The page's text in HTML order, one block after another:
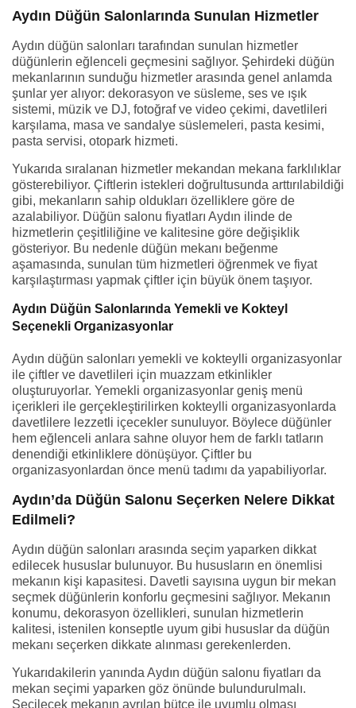
Aydın Düğün Salonlarında Sunulan Hizmetler
Aydın düğün salonları tarafından sunulan hizmetler
düğünlerin eğlenceli geçmesini sağlıyor. Şehirdeki düğün
mekanlarının sunduğu hizmetler arasında genel anlamda
şunlar yer alıyor: dekorasyon ve süsleme, ses ve ışık
sistemi, müzik ve DJ, fotoğraf ve video çekimi, davetlileri
karşılama, masa ve sandalye süslemeleri, pasta kesimi,
pasta servisi, otopark hizmeti.
Yukarıda sıralanan hizmetler mekandan mekana farklılıklar
gösterebiliyor. Çiftlerin istekleri doğrultusunda arttırılabildiği
gibi, mekanların sahip oldukları özelliklere göre de
azalabiliyor. Düğün salonu fiyatları Aydın ilinde de
hizmetlerin çeşitliliğine ve kalitesine göre değişiklik
gösteriyor. Bu nedenle düğün mekanı beğenme
aşamasında, sunulan tüm hizmetleri öğrenmek ve fiyat
karşılaştırması yapmak çiftler için büyük önem taşıyor.
Aydın Düğün Salonlarında Yemekli ve Kokteyl
Seçenekli Organizasyonlar
Aydın düğün salonları yemekli ve kokteylli organizasyonlar
ile çiftler ve davetlileri için muazzam etkinlikler
oluşturuyorlar. Yemekli organizasyonlar geniş menü
içerikleri ile gerçekleştirilirken kokteylli organizasyonlarda
davetlilere lezzetli içecekler sunuluyor. Böylece düğünler
hem eğlenceli anlara sahne oluyor hem de farklı tatların
denendiği etkinliklere dönüşüyor. Çiftler bu
organizasyonlardan önce menü tadımı da yapabiliyorlar.
Aydın’da Düğün Salonu Seçerken Nelere Dikkat
Edilmeli?
Aydın düğün salonları arasında seçim yaparken dikkat
edilecek hususlar bulunuyor. Bu hususların en önemlisi
mekanın kişi kapasitesi. Davetli sayısına uygun bir mekan
seçmek düğünlerin konforlu geçmesini sağlıyor. Mekanın
konumu, dekorasyon özellikleri, sunulan hizmetlerin
kalitesi, istenilen konseptle uyum gibi hususlar da düğün
mekanı seçerken dikkate alınması gerekenlerden.
Yukarıdakilerin yanında Aydın düğün salonu fiyatları da
mekan seçimi yaparken göz önünde bulundurulmalı.
Seçilecek mekanın ayrılan bütçe ile uyumlu olması